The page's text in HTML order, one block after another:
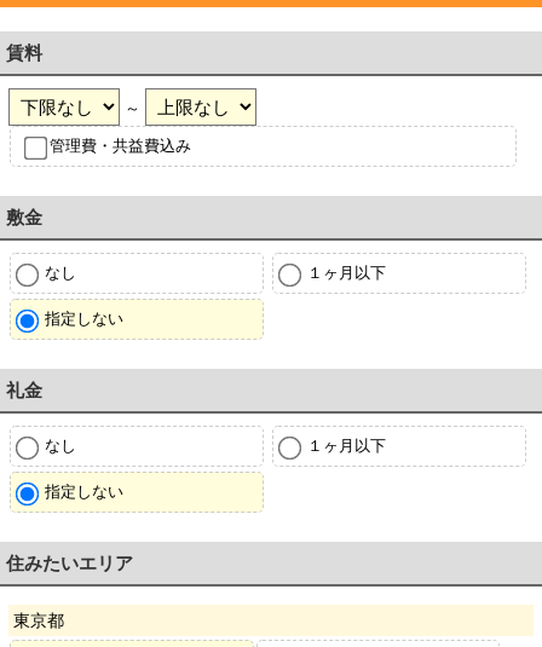
賃料
～
管理費・共益費込み
敷金
なし １ヶ月以下
指定しない
礼金
なし １ヶ月以下
指定しない
住みたいエリア
東京都